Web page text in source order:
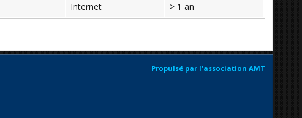
Internet > 1 an
Propulsé par l'association AMT